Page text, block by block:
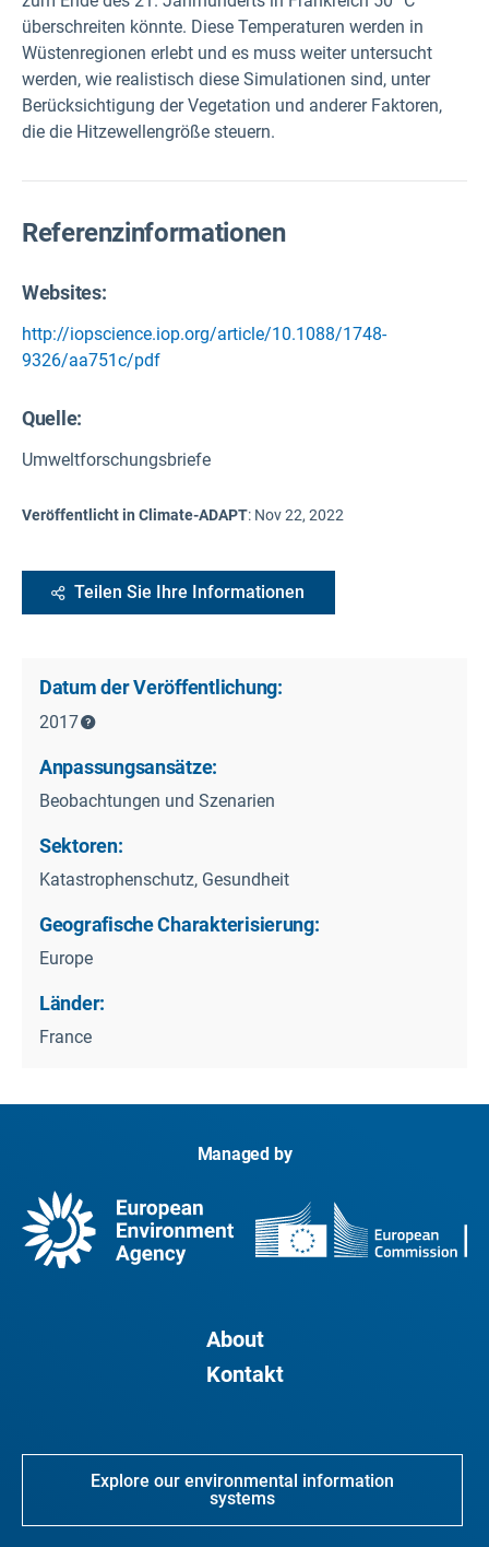
überschreiten könnte. Diese Temperaturen werden in
Wüstenregionen erlebt und es muss weiter untersucht
werden, wie realistisch diese Simulationen sind, unter
Berücksichtigung der Vegetation und anderer Faktoren,
die die Hitzewellengröße steuern.
Referenzinformationen
Websites:
http://iopscience.iop.org/article/10.1088/1748-
9326/aa751c/pdf
Quelle:
Umweltforschungsbriefe
Veröffentlicht in Climate-ADAPT: Nov 22, 2022
Teilen Sie Ihre Informationen
Datum der Veröffentlichung:
2017
Anpassungsansätze:
Beobachtungen und Szenarien
Sektoren:
Katastrophenschutz, Gesundheit
Geografische Charakterisierung:
Europe
Länder:
France
Managed by
About
Kontakt
Explore our environmental information
systems